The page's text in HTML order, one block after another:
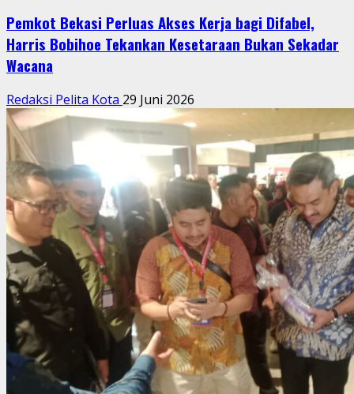
Pemkot Bekasi Perluas Akses Kerja bagi Difabel,
Harris Bobihoe Tekankan Kesetaraan Bukan Sekadar
Wacana
Redaksi Pelita Kota 29 Juni 2026